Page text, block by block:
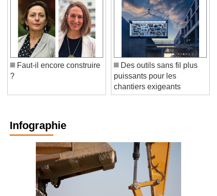
Des outils sans fil plus
puissants pour les
chantiers exigeants
Infographie